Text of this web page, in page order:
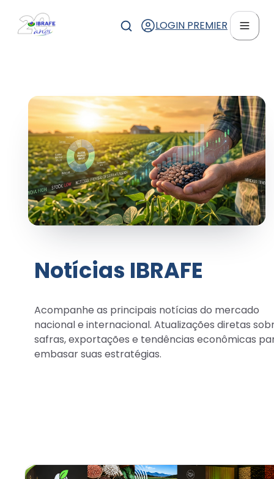
LOGIN PREMIER
Notícias IBRAFE
Acompanhe as principais notícias do mercado
nacional e internacional. Atualizações diretas
safras, exportações e tendências econômicas
embasar suas estratégias.